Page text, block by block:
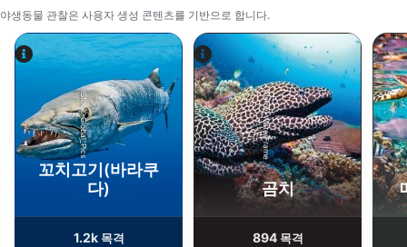
야생동물 관찰은 사용자 생성 콘텐츠를 기반으로 합니다.
iStock-Global_Pics
꼬치고기(바라쿠
다)
1.2k목격
Alamy-WaterFrame
곰치
894목격
기능의
광고하는